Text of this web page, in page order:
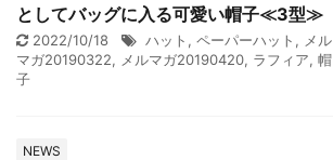
としてバッグに入る可愛い帽子≪3型≫
2022/10/18 ハット , ペーパーハット , メル
マガ20190322, メルマガ20190420, ラフィア, 帽
子
NEWS